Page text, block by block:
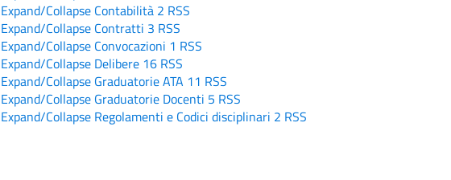
Expand/Collapse Contabilità 2 RSS
Expand/Collapse Contratti 3 RSS
Expand/Collapse Convocazioni 1 RSS
Expand/Collapse Delibere 16 RSS
Expand/Collapse Graduatorie ATA 11 RSS
Expand/Collapse Graduatorie Docenti 5 RSS
Expand/Collapse Regolamenti e Codici disciplinari 2 RSS